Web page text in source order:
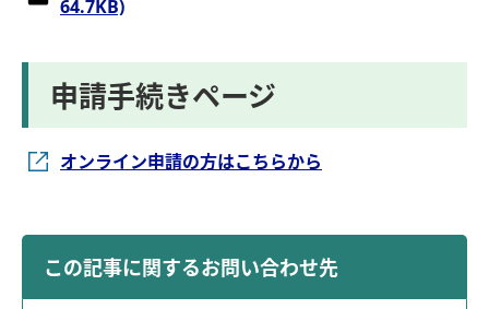
64.7KB)
申請手続きページ
オンライン申請の方はこちらから
この記事に関するお問い合わせ先